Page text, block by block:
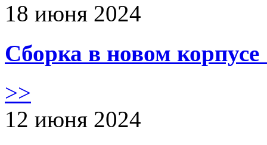
18 июня 2024
Сборка в новом
>>
12 июня 2024